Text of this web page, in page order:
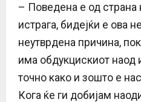
– Поведена е од страна
истрага, бидејќи е ова
неутврдена причина,
има обдукцискиот наод
точно како и зошто е
Кога ќе ги добијам